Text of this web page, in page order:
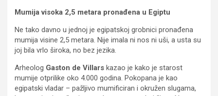
Mumija visoka 2,5 metara pronađena u Egiptu
Ne tako davno u jednoj je egipatskoj grobnici pronađena
mumija visine 2,5 metara. Nije imala ni nos ni uši, a usta su
joj bila vrlo široka, no bez jezika.
Arheolog Gaston de Villars kazao je kako je starost
mumije otprilike oko 4.000 godina. Pokopana je kao
egipatski vladar – pažljivo mumificiran i okružen slugama,